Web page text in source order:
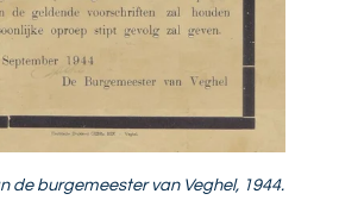
de burgemeester van Veghel, 1944.